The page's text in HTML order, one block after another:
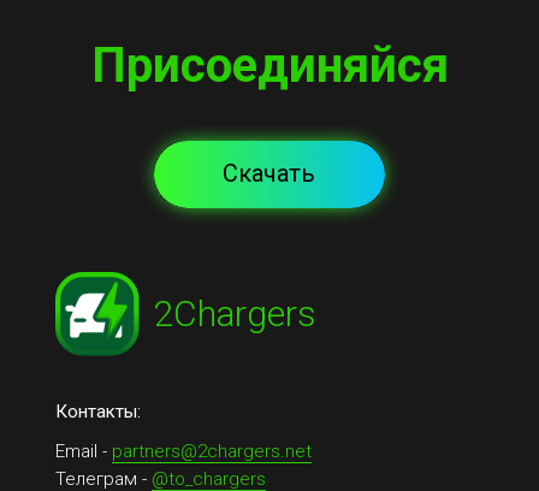
Скачать
Присоединяйся
2Chargers
Контакты:
Email - partners@2chargers.net
Телеграм - @to_chargers